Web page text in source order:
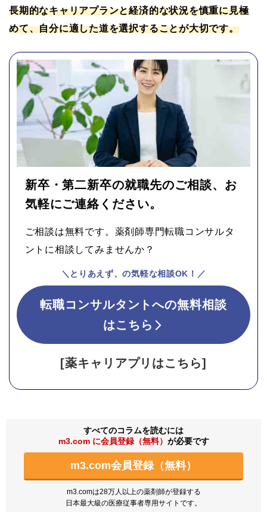
長期的なキャリアプランと経済的な状況を慎重に見極
めて、自分に適した道を選択することが大切です。
新卒・第二新卒の就職先のご相談、お
気軽にご連絡ください。
ご相談は無料です。薬剤師専門転職コンサルタ
ントに相談してみませんか？
＼とりあえず、の気軽な相談OK！／
転職コンサルタントへの無料相談
はこちら
[薬キャリアプリはこちら]
すべてのコラムを読むには
m3.com に会員登録（無料） が必要です
m3.com会員登録（無料）
m3.comは28万人以上の薬剤師が登録する
日本最大級の医療従事者専用サイトです。